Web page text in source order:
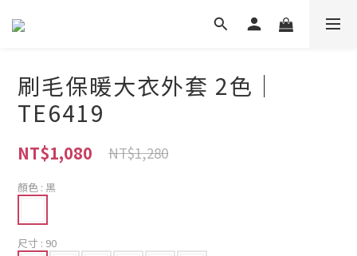
刷毛保暖大衣外套 2色｜
TE6419
NT$1,080 NT$1,280
顏色 : 黑
尺寸 : 90